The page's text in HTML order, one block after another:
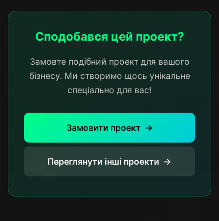
Сподобався цей проект?
Замовте подібний проект для вашого
бізнесу. Ми створимо щось унікальне
спеціально для вас!
Замовити проект
Переглянути інші проекти